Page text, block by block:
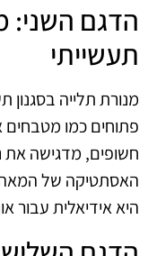
הדגם השני:
תעשייתי
מנורת תלייה בסגנון
פתוחים כמו מטבחים
חשופים, מדגישה את
היא אידיאלית עבור